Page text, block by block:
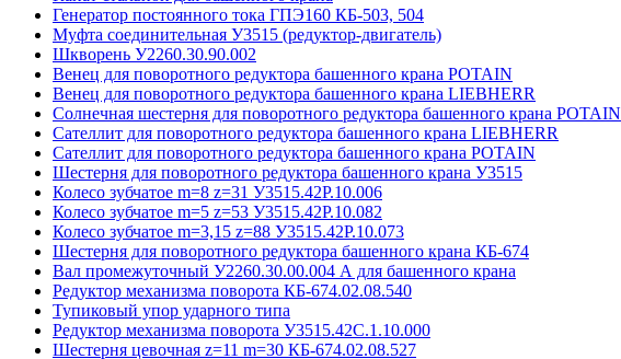
Генератор постоянного тока ГПЭ160 КБ-503, 504
Муфта соединительная У3515 (редуктор-двигатель)
Шкворень У2260.30.90.002
Венец для поворотного редуктора башенного крана POTAIN
Венец для поворотного редуктора башенного крана LIEBHERR
Солнечная шестерня для поворотного редуктора башенного крана POTAIN
Сателлит для поворотного редуктора башенного крана LIEBHERR
Сателлит для поворотного редуктора башенного крана POTAIN
Шестерня для поворотного редуктора башенного крана У3515
Колесо зубчатое m=8 z=31 У3515.42P.10.006
Колесо зубчатое m=5 z=53 У3515.42P.10.082
Колесо зубчатое m=3,15 z=88 У3515.42P.10.073
Шестерня для поворотного редуктора башенного крана КБ-674
Вал промежуточный У2260.30.00.004 А для башенного крана
Редуктор механизма поворота КБ-674.02.08.540
Тупиковый упор ударного типа
Редуктор механизма поворота У3515.42С.1.10.000
Шестерня цевочная z=11 m=30 КБ-674.02.08.527